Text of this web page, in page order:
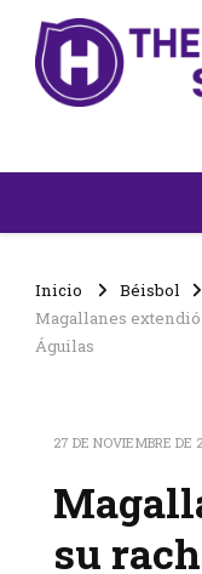
The
Inicio Béisbol
Magallanes extendió
Águilas
27 DE NOVIEMBRE DE
su